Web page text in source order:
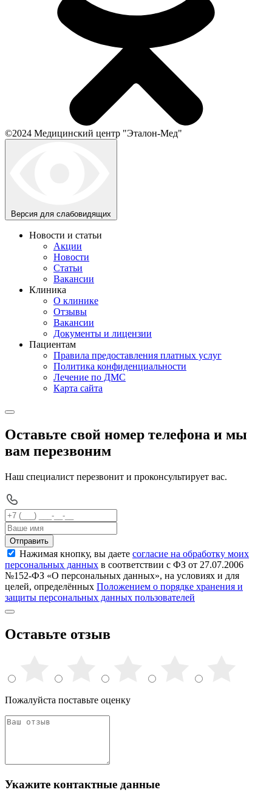
©2024 Медицинский центр "Эталон-Мед"
Версия для слабовидящих
Новости и статьи
Акции
Новости
Статьи
Вакансии
Клиника
О клинике
Отзывы
Вакансии
Документы и лицензии
Пациентам
Правила предоставления платных услуг
Политика конфиденциальности
Лечение по ДМС
Карта сайта
Оставьте свой номер телефона и мы
вам перезвоним
Наш специалист перезвонит и проконсультирует вас.
Отправить
Нажимая кнопку, вы даете согласие на обработку моих
персональных данных в соответствии с ФЗ от 27.07.2006
№152-ФЗ «О персональных данных», на условиях и для
целей, определённых Положением о порядке хранения и
защиты персональных данных пользователей
Оставьте отзыв
Пожалуйста поставьте оценку
Укажите контактные данные